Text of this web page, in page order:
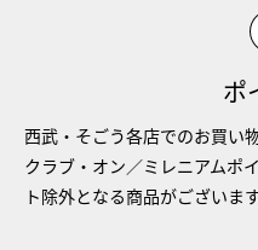
ポ
西武・そごう各店でのお買い
クラブ・オン／ミレニアムポ
ト除外となる商品がございます